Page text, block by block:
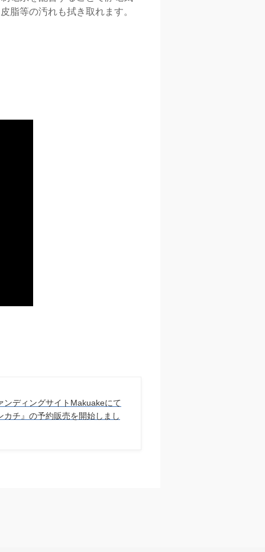
脂等の汚れも拭き取れます。
ンディングサイトMakuakeにて
カチ』の予約販売を開始しまし